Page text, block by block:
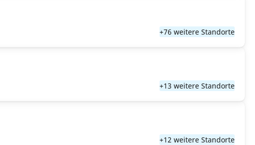
+76 weitere Standorte
+13 weitere Standorte
+12 weitere Standorte